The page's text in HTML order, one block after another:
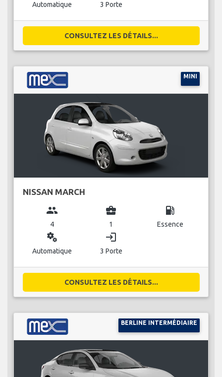
Automatique 3 Porte
CONSULTEZ LES DÉTAILS...
MINI
NISSAN MARCH
group
4
business_center
1
local_gas_station
Essence
miscellaneous_services
Automatique
login
3 Porte
CONSULTEZ LES DÉTAILS...
BERLINE INTERMÉDIAIRE